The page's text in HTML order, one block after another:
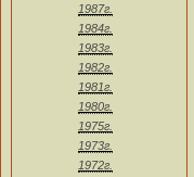
1987г.
1984г.
1983г.
1982г.
1981г.
1980г.
1975г.
1973г.
1972г.